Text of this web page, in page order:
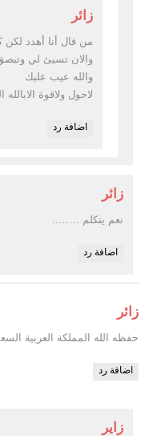
زائر
من قال أنا أهدد لكن
والان تسيئ لي
والله عيب عليك
لاحول ولاقوة الابالله
اضافة رد
زائر
نعم يتكلم ……..
اضافة رد
زائر
حفظه الله المملكة العربية
اضافة رد
زاير